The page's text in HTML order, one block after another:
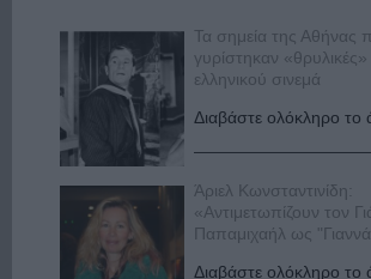
Τα σημεία της Αθήνας
γυρίστηκαν «θρυλικές»
ελληνικού σινεμά
Διαβάστε ολόκληρο το
Άριελ Κωνσταντινίδη:
«Αντιμετωπίζουν τον
Παπαμιχαήλ ως
Διαβάστε ολόκληρο το